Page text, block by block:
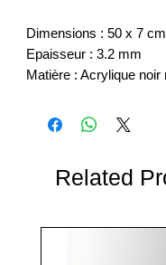
Dimensions : 50 x 7 cm
Epaisseur : 3.2 mm
Matière : Acrylique noir
Related